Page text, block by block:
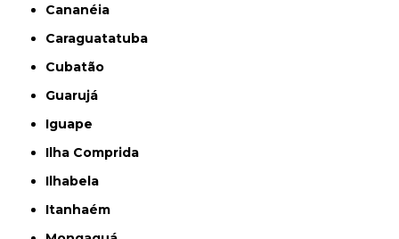
Cananéia
Caraguatatuba
Cubatão
Guarujá
Iguape
Ilha Comprida
Ilhabela
Itanhaém